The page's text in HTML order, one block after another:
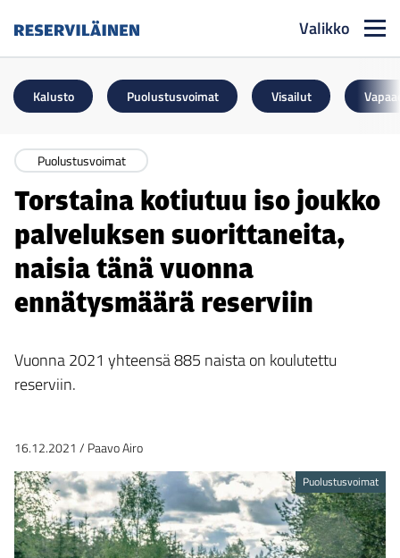
Valikko
Kalusto Puolustusvoimat Visailut
Puolustusvoimat
Torstaina kotiutuu iso joukko
palveluksen suorittaneita,
naisia tänä vuonna
ennätysmäärä reserviin
Vuonna 2021 yhteensä 885 naista on koulutettu
reserviin.
16.12.2021 / Paavo Airo
Puolustusvoimat